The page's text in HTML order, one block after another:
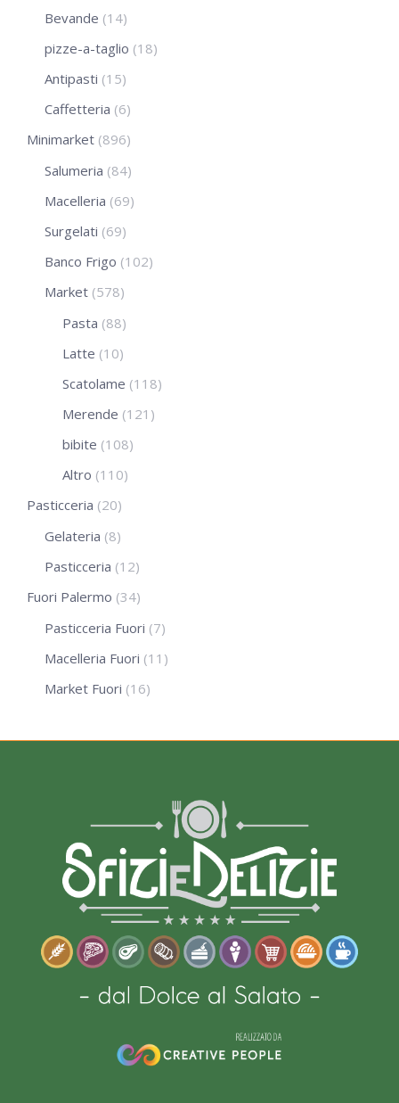
Bevande (14)
pizze-a-taglio (18)
Antipasti (15)
Caffetteria (6)
Minimarket (896)
Salumeria (84)
Macelleria (69)
Surgelati (69)
Banco Frigo (102)
Market (578)
Pasta (88)
Latte (10)
Scatolame (118)
Merende (121)
bibite (108)
Altro (110)
Pasticceria (20)
Gelateria (8)
Pasticceria (12)
Fuori Palermo (34)
Pasticceria Fuori (7)
Macelleria Fuori (11)
Market Fuori (16)